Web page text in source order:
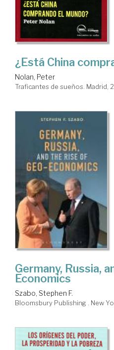
¿Está China
Nolan, Peter
Traficantes de sueños. Madrid,
Germany, Russia,
Economics
Szabo, Stephen F.
Bloomsbury Publishing . New